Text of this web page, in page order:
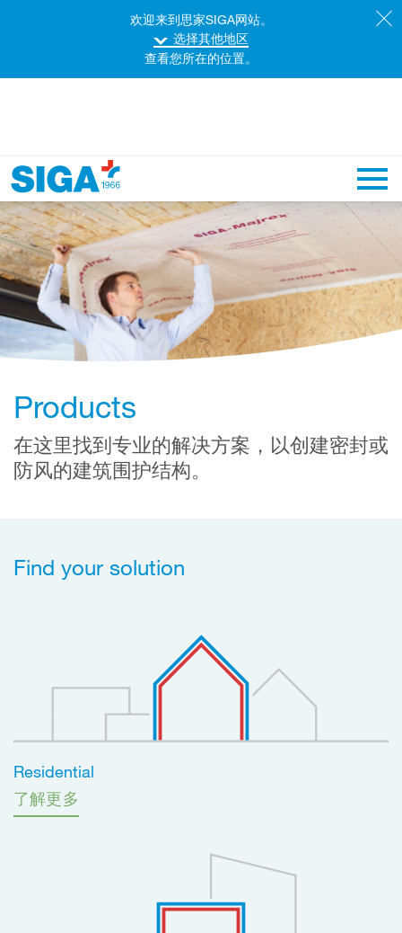
主导
Products
在这里找到专业的解决方案，以创建密封或
防风的建筑围护结构。
Find your solution
Residential
了解更多
欢迎来到思家SIGA网站。
选择其他地区
查看您所在的位置。